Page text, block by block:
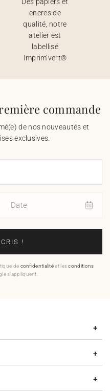
encres de
qualité, notre
atelier est
labellisé
Imprim’vert®
commande
de nos nouveautés et
exclusives.
Date
!
de confidentialitéet lesconditions
s'appliquent.